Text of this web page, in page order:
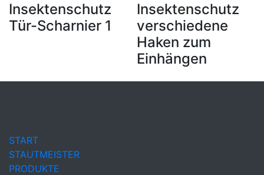
Insektenschutz
Tür-Scharnier 1
Insektenschutz
verschiedene
Haken zum
Einhängen
START
STAUTMEISTER
PRODUKTE